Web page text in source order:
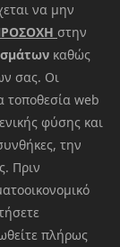
να μην
στην
καθώς
σας. Οι
τοποθεσία web
φύσης και
την
Πριν
πλήρως